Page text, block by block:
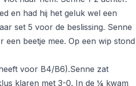
en had hij het geluk wel een
set 5 voor de beslissing. Senne
beetje mee. Op een wip stond
voor B4/B6).Senne zat
klaren met 3-0. In de ¼ kwam